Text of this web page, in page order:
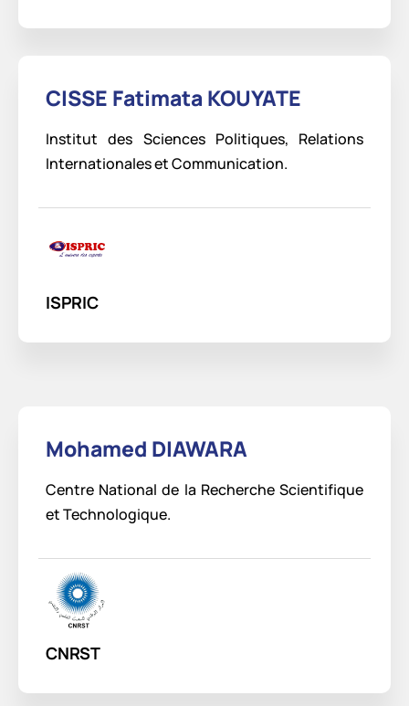
CISSE Fatimata KOUYATE
Institut des Sciences Politiques, Relations
Internationales et Communication.
ISPRIC
Mohamed DIAWARA
Centre National de la Recherche Scientifique
et Technologique.
CNRST